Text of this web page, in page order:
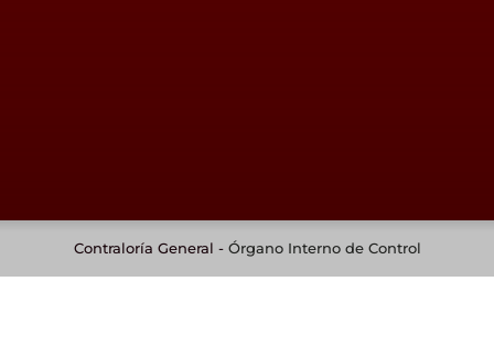
Contraloría General - Órgano Interno de Control